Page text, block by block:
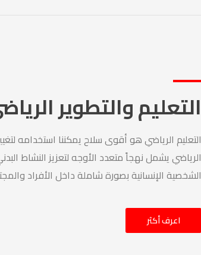
التعليم والتطوير
التعليم الرياضي هو أقوى سلاح يمكننا استخدامه
الرياضي يشمل نهجاً متعدد الأوجه لتعزيز النشاط
الشخصية الإنسانية بصورة شاملة داخل الأفراد
اعرف أكثر